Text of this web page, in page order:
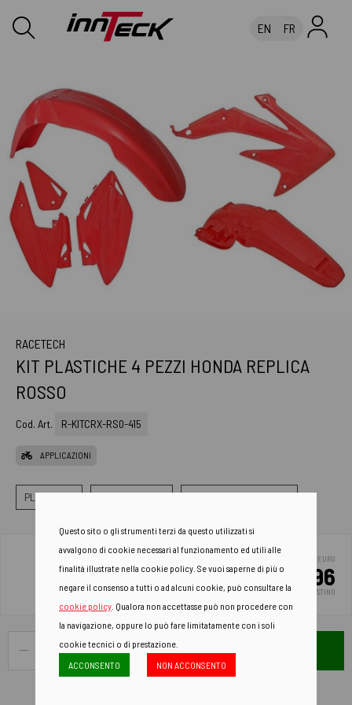
EN FR
RACETECH
KIT PLASTICHE 4 PEZZI HONDA REPLICA
ROSSO
Cod. Art. R-KITCRX-RS0-415
APPLICAZIONI
PLASTICHE KIT PLASTICHE KIT PLASTICHE 4 PEZZI
EURO
131.96
PREZZO DI LISTINO
AGGIUNGI AL CARRELLO
Questo sito o gli strumenti terzi da questo utilizzati si
avvalgono di cookie necessari al funzionamento ed utili alle
finalità illustrate nella cookie policy. Se vuoi saperne di più o
negare il consenso a tutti o ad alcuni cookie, può consultare la
cookie policy . Qualora non accettasse può non procedere con
la navigazione, oppure lo può fare limitatamente con i soli
cookie tecnici o di prestazione.
ACCONSENTO
NON ACCONSENTO